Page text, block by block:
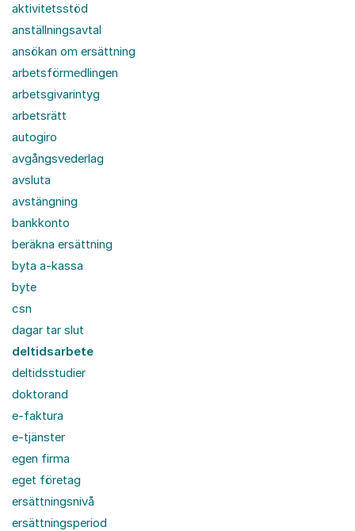
aktivitetsstöd
anställningsavtal
ansökan om ersättning
arbetsförmedlingen
arbetsgivarintyg
arbetsrätt
autogiro
avgångsvederlag
avsluta
avstängning
bankkonto
beräkna ersättning
byta a-kassa
byte
csn
dagar tar slut
deltidsarbete
deltidsstudier
doktorand
e-faktura
e-tjänster
egen firma
eget företag
ersättningsnivå
ersättningsperiod